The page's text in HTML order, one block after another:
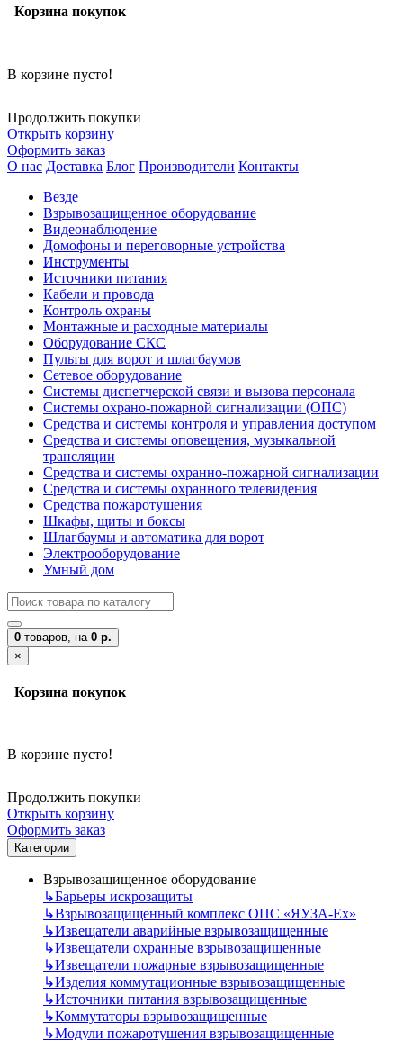
Корзина покупок
В корзине пусто!
Продолжить покупки
Открыть корзину
Оформить заказ
О нас Доставка Блог Производители Контакты
Везде
Взрывозащищенное оборудование
Видеонаблюдение
Домофоны и переговорные устройства
Инструменты
Источники питания
Кабели и провода
Контроль охраны
Монтажные и расходные материалы
Оборудование СКС
Пульты для ворот и шлагбаумов
Сетевое оборудование
Системы диспетчерской связи и вызова персонала
Системы охрано-пожарной сигнализации (ОПС)
Средства и системы контроля и управления доступом
Средства и системы оповещения, музыкальной
трансляции
Средства и системы охранно-пожарной сигнализации
Средства и системы охранного телевидения
Средства пожаротушения
Шкафы, щиты и боксы
Шлагбаумы и автоматика для ворот
Электрооборудование
Умный дом
0 товаров, на 0 р.
×
Корзина покупок
В корзине пусто!
Продолжить покупки
Открыть корзину
Оформить заказ
Категории
Взрывозащищенное оборудование
↳Барьеры искрозащиты
↳Взрывозащищенный комплекс ОПС «ЯУЗА-Ех»
↳Извещатели аварийные взрывозащищенные
↳Извещатели охранные взрывозащищенные
↳Извещатели пожарные взрывозащищенные
↳Изделия коммутационные взрывозащищенные
↳Источники питания взрывозащищенные
↳Коммутаторы взрывозащищенные
↳Модули пожаротушения взрывозащищенные